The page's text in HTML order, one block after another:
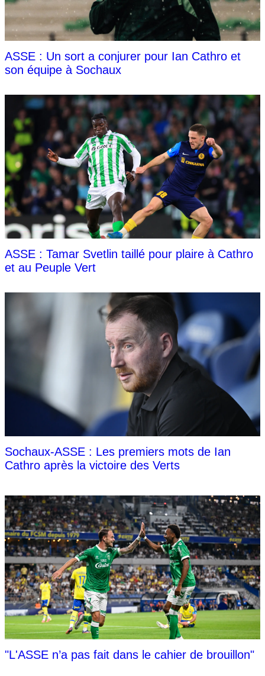
ASSE : Un sort a conjurer pour Ian Cathro et
son équipe à Sochaux
ASSE : Tamar Svetlin taillé pour plaire à Cathro
et au Peuple Vert
Sochaux-ASSE : Les premiers mots de Ian
Cathro après la victoire des Verts
"L'ASSE n’a pas fait dans le cahier de brouillon"